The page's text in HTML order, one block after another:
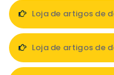
Loja de artigos de
Loja de artigos de